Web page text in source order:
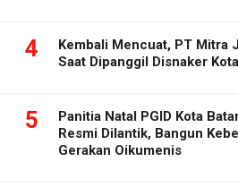
4
Kembali Mencuat, PT Mitra
Saat Dipanggil Disnaker
5
Panitia Natal PGID Kota
Resmi Dilantik, Bangun
Gerakan Oikumenis